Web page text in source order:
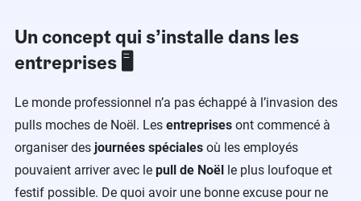
Un concept qui s’installe dans les
entreprises 🖥️
Le monde professionnel n’a pas échappé à l’invasion des
pulls moches de Noël. Les entreprises ont commencé à
organiser des journées spéciales où les employés
pouvaient arriver avec le pull de Noël le plus loufoque et
festif possible. De quoi avoir une bonne excuse pour ne